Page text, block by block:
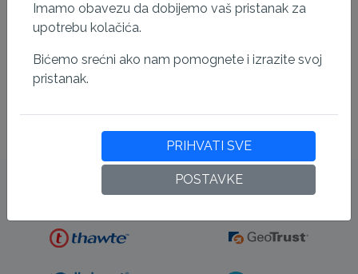
Ostali interesantni linkovi
Imamo obavezu da dobijemo vaš pristanak za
upotrebu kolačića.
Bićemo srećni ako nam pomognete i izrazite svoj
pristanak.
PRIHVATI SVE
POSTAVKE